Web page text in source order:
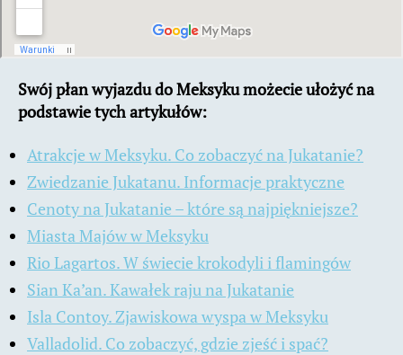
Swój płan wyjazdu do Meksyku możecie ułożyć na
podstawie tych artykułów:
Atrakcje w Meksyku. Co zobaczyć na Jukatanie?
Zwiedzanie Jukatanu. Informacje praktyczne
Cenoty na Jukatanie – które są najpiękniejsze?
Miasta Majów w Meksyku
Rio Lagartos. W świecie krokodyli i flamingów
Sian Ka’an. Kawałek raju na Jukatanie
Isla Contoy. Zjawiskowa wyspa w Meksyku
Valladolid. Co zobaczyć, gdzie zjeść i spać?